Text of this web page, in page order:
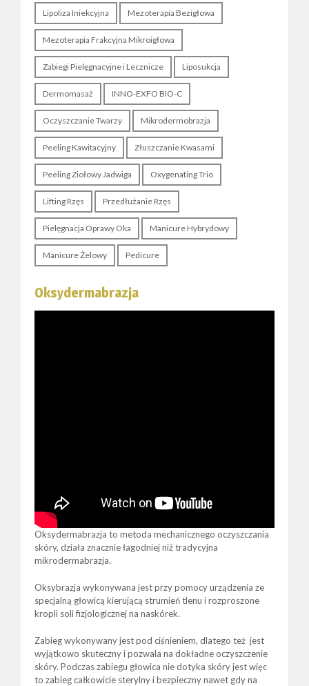
PROMOCJE
KOSMETYKI
Lipoliza Iniekcyjna Mezoterapia Bezigłowa
Mezoterapia Frakcyjna Mikroigłowa
Zabiegi Pielęgnacyjne i Lecznicze Liposukcja
Dermomasaż INNO-EXFO BIO-C
Oczyszczanie Twarzy Mikrodermobrazja
Peeling Kawitacyjny Złuszczanie Kwasami
Peeling Ziołowy Jadwiga Oxygenating Trio
Lifting Rzęs Przedłużanie Rzęs
Pielęgnacja Oprawy Oka Manicure Hybrydowy
Manicure Żelowy Pedicure
Oksydermabrazja
Oksydermabrazja to metoda mechanicznego oczyszczania
skóry, działa znacznie łagodniej niż tradycyjna
mikrodermabrazja.
Oksybrazja wykonywana jest przy pomocy urządzenia ze
specjalną głowicą kierującą strumień tlenu i rozproszone
kropli soli fizjologicznej na naskórek.
Zabieg wykonywany jest pod ciśnieniem, dlatego też jest
wyjątkowo skuteczny i pozwala na dokładne oczyszczenie
skóry. Podczas zabiegu głowica nie dotyka skóry jest więc
to zabieg całkowicie sterylny i bezpieczny nawet gdy na